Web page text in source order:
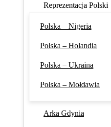
Reprezentacja Polski
Polska – Nigeria
Polska – Holandia
Polska – Ukraina
Polska – Mołdawia
Arka Gdynia